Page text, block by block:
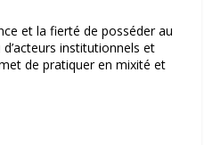
et la fierté de posséder au
d’acteurs institutionnels et
de pratiquer en mixité et